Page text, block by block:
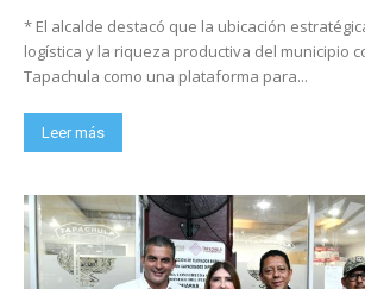
* El alcalde destacó que la ubicación
logística y la riqueza productiva del municipio
Tapachula como una plataforma para...
Leer más